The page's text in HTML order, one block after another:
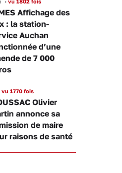
Affichage des
: la station-
Auchan
d’une
de 7 000
vu 1770 fois
Olivier
annonce sa
de maire
raisons de santé